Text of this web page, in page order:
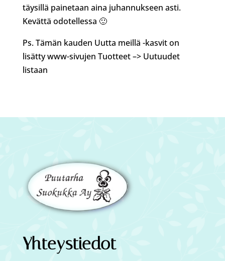
täysillä painetaan aina juhannukseen asti.
Kevättä odotellessa 🙂
Ps. Tämän kauden Uutta meillä -kasvit on
lisätty www-sivujen Tuotteet –> Uutuudet
listaan
Yhteystiedot